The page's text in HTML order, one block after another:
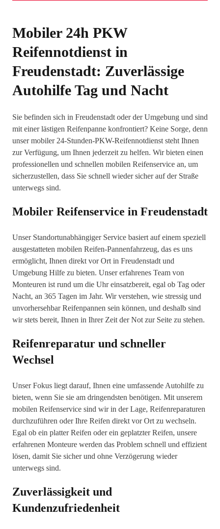
Mobiler 24h PKW
Reifennotdienst in
Freudenstadt: Zuverlässige
Autohilfe Tag und Nacht
Sie befinden sich in Freudenstadt oder der Umgebung und sind
mit einer lästigen Reifenpanne konfrontiert? Keine Sorge, denn
unser mobiler 24-Stunden-PKW-Reifennotdienst steht Ihnen
zur Verfügung, um Ihnen jederzeit zu helfen. Wir bieten einen
professionellen und schnellen mobilen Reifenservice an, um
sicherzustellen, dass Sie schnell wieder sicher auf der Straße
unterwegs sind.
Mobiler Reifenservice in Freudenstadt
Unser Standortunabhängiger Service basiert auf einem speziell
ausgestatteten mobilen Reifen-Pannenfahrzeug, das es uns
ermöglicht, Ihnen direkt vor Ort in Freudenstadt und
Umgebung Hilfe zu bieten. Unser erfahrenes Team von
Monteuren ist rund um die Uhr einsatzbereit, egal ob Tag oder
Nacht, an 365 Tagen im Jahr. Wir verstehen, wie stressig und
unvorhersehbar Reifenpannen sein können, und deshalb sind
wir stets bereit, Ihnen in Ihrer Zeit der Not zur Seite zu stehen.
Reifenreparatur und schneller
Wechsel
Unser Fokus liegt darauf, Ihnen eine umfassende Autohilfe zu
bieten, wenn Sie sie am dringendsten benötigen. Mit unserem
mobilen Reifenservice sind wir in der Lage, Reifenreparaturen
durchzuführen oder Ihre Reifen direkt vor Ort zu wechseln.
Egal ob ein platter Reifen oder ein geplatzter Reifen, unsere
erfahrenen Monteure werden das Problem schnell und effizient
lösen, damit Sie sicher und ohne Verzögerung wieder
unterwegs sind.
Zuverlässigkeit und
Kundenzufriedenheit